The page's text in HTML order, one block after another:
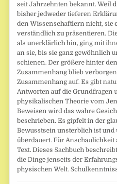
seit Jahrzehnten bekannt. Weil
bisher jedweder tieferen
den Wissenschaftlern nicht, sie
verständlich zu präsentieren.
als unerklärlich hin, ging mit
an sie, bis sie ganz gewöhnlich
schienen. Der größere hinter
Zusammenhang blieb
Zusammenhang auf. Es gibt
Antworten auf die Grundfragen
physikalischen Theorie vom
Beweisen wird das wahre
beschrieben. Es gipfelt in der
Bewusstsein unsterblich ist und
überdauert. Für
Text. Dieses Sachbuch
die Dinge jenseits der
physischen Welt.